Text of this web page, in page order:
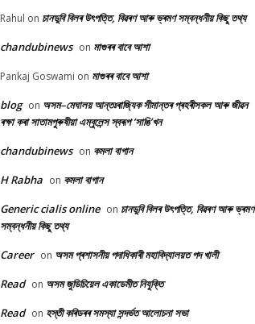
Rahul on চানডুবি বিলৰ উৎপত্তি, বিৱৰণ আৰু ভ্ৰমণ সম্বন্ধনীয় কিছু তথ্য
chandubinews on মাগুৰৰ বাবে আশা
Pankaj Goswami on মাগুৰৰ বাবে আশা
blog on অসম–মেঘালয় আন্তঃৰাজ্যিক সীমান্তৰ প্ৰহৰীসকল আৰু জীৱন
ৰক্ষা কৰা সাতামপুৰুষীয়া এম্বুলেন্স স্বৰূপ ‘সাঙি’খন
chandubinews on কমলা বাগান
H Rabha on কমলা বাগান
Generic cialis online on চানডুবি বিলৰ উৎপত্তি, বিৱৰণ আৰু ভ্ৰমণ
সম্বন্ধনীয় কিছু তথ্য
Career on অসম প্ৰশাসনীয় পদাধিকাৰী মহাবিদ্যালয়ত পদ খালী
Read on অসম জুডিচিয়েল একাডেমীত নিযুক্তি
Read on হস্তী কৰিডৰৰ সমস্যা সন্দৰ্ভত আলোচনা সভা